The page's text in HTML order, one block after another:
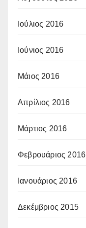
Ιούλιος 2016
Ιούνιος 2016
Μάιος 2016
Απρίλιος 2016
Μάρτιος 2016
Φεβρουάριος 2016
Ιανουάριος 2016
Δεκέμβριος 2015